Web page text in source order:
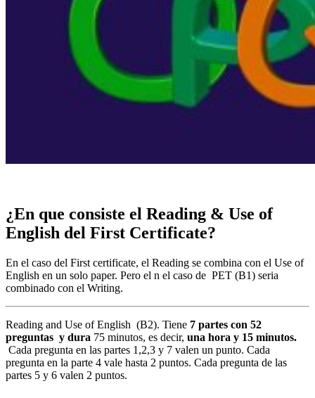
¿En que consiste el Reading & Use of
English del First Certificate?
En el caso del First certificate, el Reading se combina con el Use of
English en un solo paper. Pero el n el caso de PET (B1) seria
combinado con el Writing.
Reading and Use of English (B2). Tiene 7 partes con 52
preguntas y dura 75 minutos, es decir, una hora y 15 minutos.
Cada pregunta en las partes 1,2,3 y 7 valen un punto. Cada
pregunta en la parte 4 vale hasta 2 puntos. Cada pregunta de las
partes 5 y 6 valen 2 puntos.